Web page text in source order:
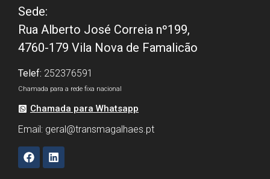
Sede:
Rua Alberto José Correia nº199,
4760-179 Vila Nova de Famalicão
Telef: 252376591
Chamada para a rede fixa nacional
Chamada para Whatsapp
Email: geral@transmagalhaes.pt